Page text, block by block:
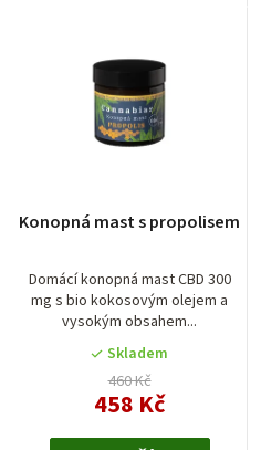
Konopná mast s propolisem
Domácí konopná mast CBD 300
mg s bio kokosovým olejem a
vysokým obsahem...
Skladem
460 Kč
458 Kč